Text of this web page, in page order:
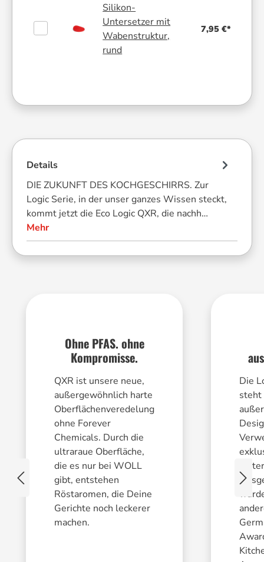
Silikon-
Untersetzer mit
Wabenstruktur,
rund
7,95 €*
Details
DIE ZUKUNFT DES KOCHGESCHIRRS. Zur
Logic Serie, in der unser ganzes Wissen steckt,
kommt jetzt die Eco Logic QXR, die nachh…
Mehr
Ohne PFAS. ohne
Kompromisse.
QXR ist unsere neue,
außergewöhnlich harte
Oberflächenveredelung
ohne Forever
Chemicals. Durch die
ultraraue Oberfläche,
die es nur bei WOLL
gibt, entstehen
Röstaromen, die Deine
Gerichte noch leckerer
machen.
Die
steht